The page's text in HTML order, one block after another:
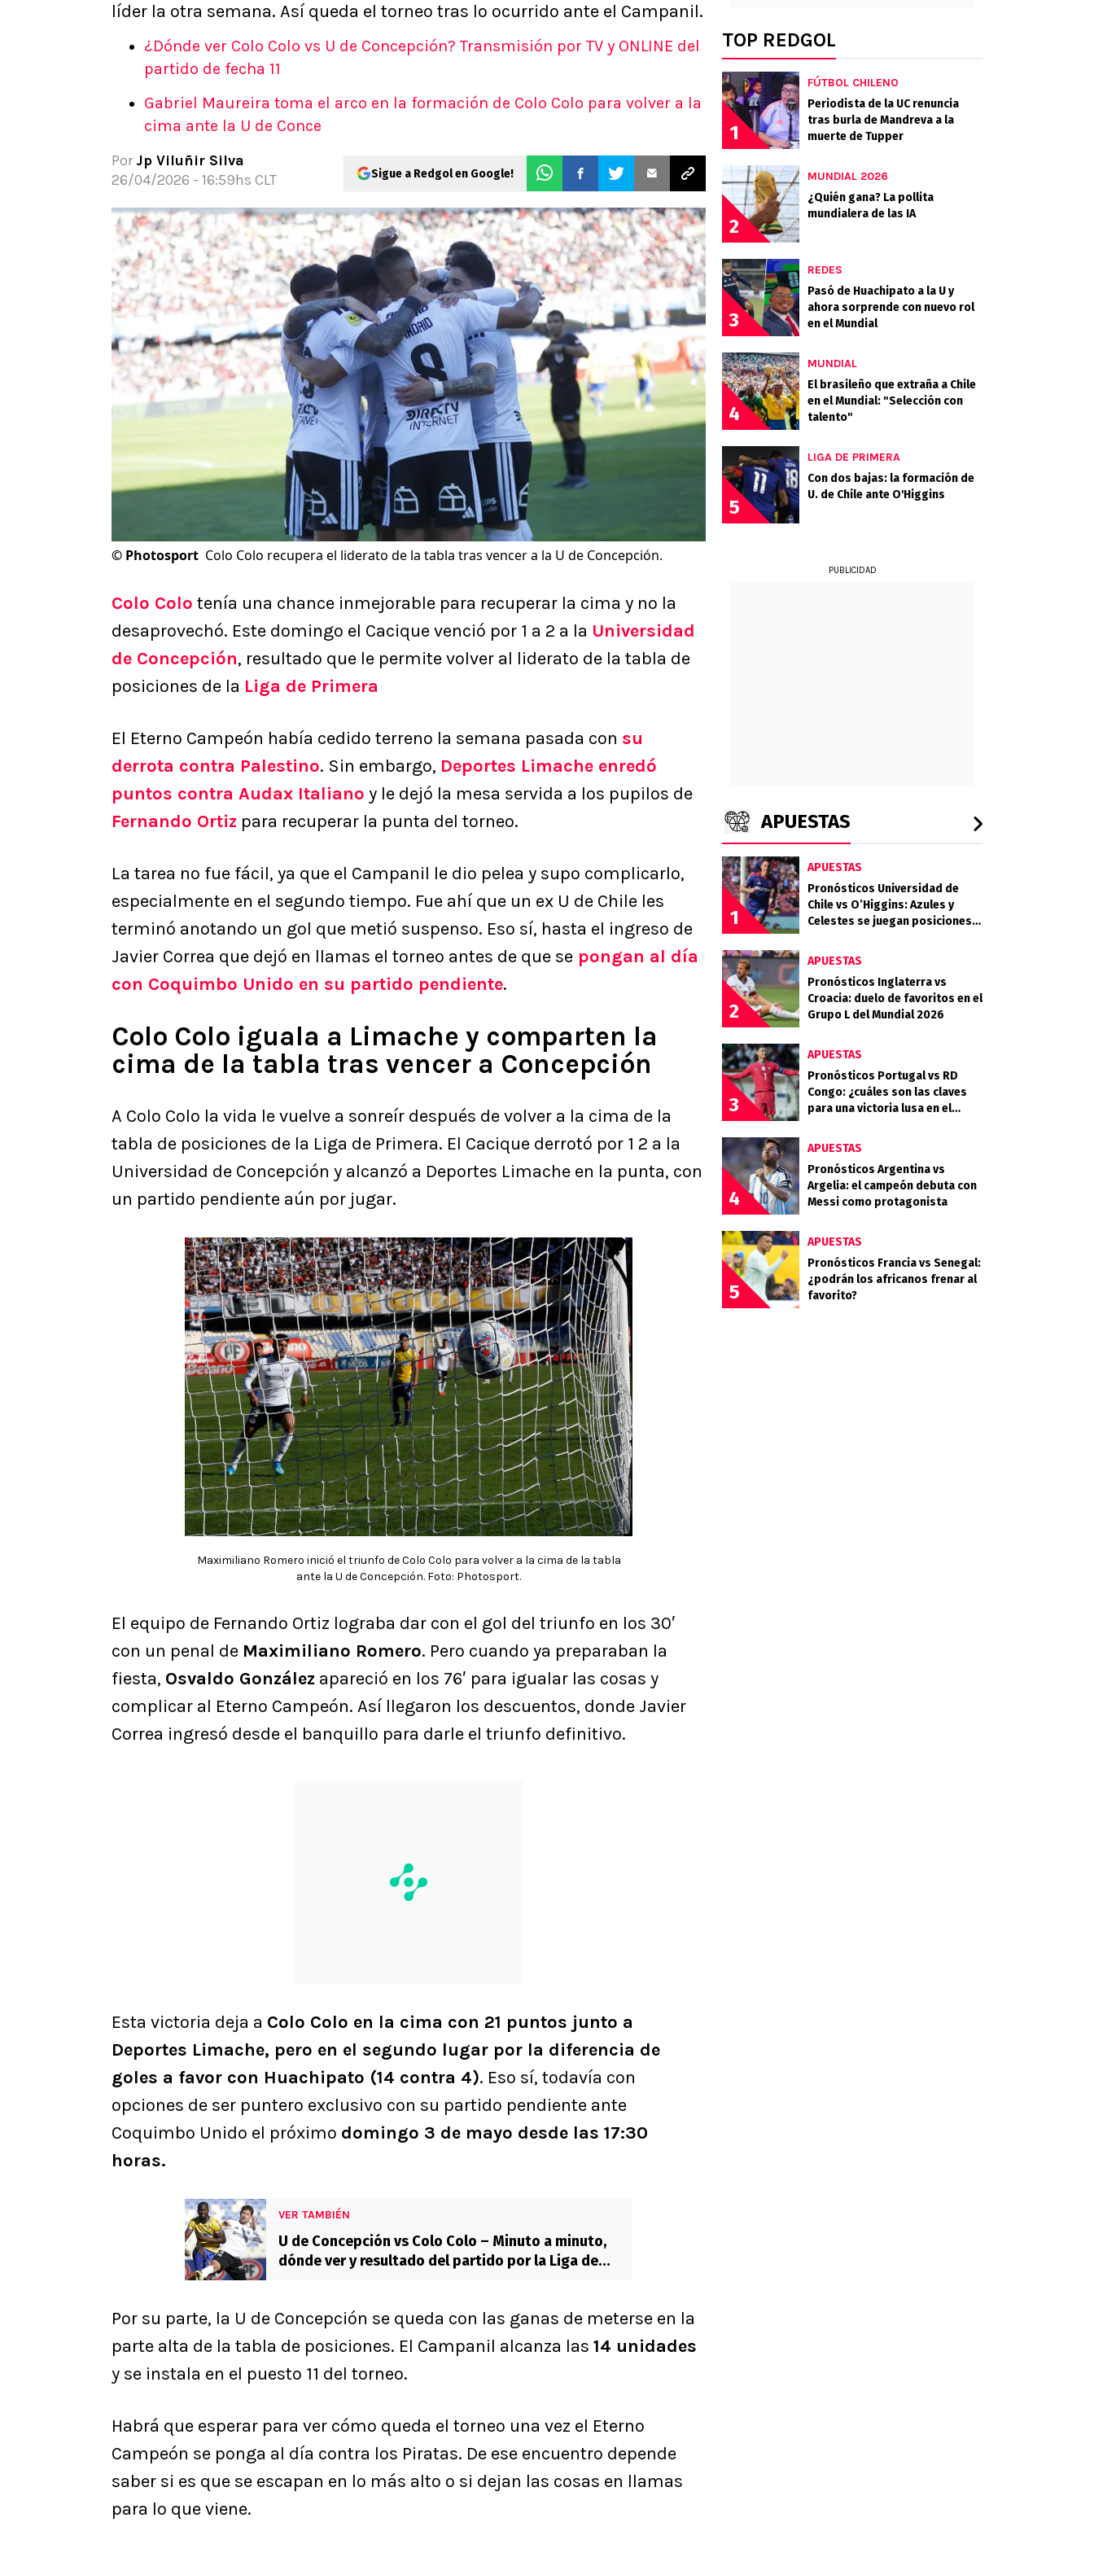
Apuesta del día
Apuestas Mundial 2026
líder la otra semana. Así queda el torneo tras lo ocurrido ante el Campanil.
¿Dónde ver Colo Colo vs U de Concepción? Transmisión por TV y ONLINE del
partido de fecha 11
Gabriel Maureira toma el arco en la formación de Colo Colo para volver a la
cima ante la U de Conce
Por Jp Viluñir Silva
26/04/2026 - 16:59hs CLT
Sigue a Redgol en Google!
© Photosport Colo Colo recupera el liderato de la tabla tras vencer a la U de Concepción.
Colo Colo tenía una chance inmejorable para recuperar la cima y no la
desaprovechó. Este domingo el Cacique venció por 1 a 2 a la Universidad
de Concepción, resultado que le permite volver al liderato de la tabla de
posiciones de la Liga de Primera
El Eterno Campeón había cedido terreno la semana pasada con su
derrota contra Palestino. Sin embargo, Deportes Limache enredó
puntos contra Audax Italiano y le dejó la mesa servida a los pupilos de
Fernando Ortiz para recuperar la punta del torneo.
La tarea no fue fácil, ya que el Campanil le dio pelea y supo complicarlo,
especialmente en el segundo tiempo. Fue ahí que un ex U de Chile les
terminó anotando un gol que metió suspenso. Eso sí, hasta el ingreso de
Javier Correa que dejó en llamas el torneo antes de que se pongan al día
con Coquimbo Unido en su partido pendiente.
Colo Colo iguala a Limache y comparten la
cima de la tabla tras vencer a Concepción
A Colo Colo la vida le vuelve a sonreír después de volver a la cima de la
tabla de posiciones de la Liga de Primera. El Cacique derrotó por 1 2 a la
Universidad de Concepción y alcanzó a Deportes Limache en la punta, con
un partido pendiente aún por jugar.
Maximiliano Romero inició el triunfo de Colo Colo para volver a la cima de la tabla
ante la U de Concepción. Foto: Photosport.
El equipo de Fernando Ortiz lograba dar con el gol del triunfo en los 30′
con un penal de Maximiliano Romero. Pero cuando ya preparaban la
fiesta, Osvaldo González apareció en los 76′ para igualar las cosas y
complicar al Eterno Campeón. Así llegaron los descuentos, donde Javier
Correa ingresó desde el banquillo para darle el triunfo definitivo.
Esta victoria deja a Colo Colo en la cima con 21 puntos junto a
Deportes Limache, pero en el segundo lugar por la diferencia de
goles a favor con Huachipato (14 contra 4). Eso sí, todavía con
opciones de ser puntero exclusivo con su partido pendiente ante
Coquimbo Unido el próximo domingo 3 de mayo desde las 17:30
horas.
VER TAMBIÉN
U de Concepción vs Colo Colo – Minuto a minuto,
dónde ver y resultado del partido por la Liga de
Por su parte, la U de Concepción se queda con las ganas de meterse en la
parte alta de la tabla de posiciones. El Campanil alcanza las 14 unidades
y se instala en el puesto 11 del torneo.
Habrá que esperar para ver cómo queda el torneo una vez el Eterno
Campeón se ponga al día contra los Piratas. De ese encuentro depende
saber si es que se escapan en lo más alto o si dejan las cosas en llamas
para lo que viene.
TOP REDGOL
1
FÚTBOL CHILENO
Periodista de la UC renuncia
tras burla de Mandreva a la
muerte de Tupper
2
MUNDIAL 2026
¿Quién gana? La pollita
mundialera de las IA
3
REDES
Pasó de Huachipato a la U y
ahora sorprende con nuevo rol
en el Mundial
4
MUNDIAL
El brasileño que extraña a Chile
en el Mundial: "Selección con
talento"
5
LIGA DE PRIMERA
Con dos bajas: la formación de
U. de Chile ante O'Higgins
PUBLICIDAD
APUESTAS
1
APUESTAS
Pronósticos Universidad de
Chile vs O’Higgins: Azules y
Celestes se juegan posiciones
2
APUESTAS
Pronósticos Inglaterra vs
Croacia: duelo de favoritos en el
Grupo L del Mundial 2026
3
APUESTAS
Pronósticos Portugal vs RD
Congo: ¿cuáles son las claves
para una victoria lusa en el
4
APUESTAS
Pronósticos Argentina vs
Argelia: el campeón debuta con
Messi como protagonista
5
APUESTAS
Pronósticos Francia vs Senegal:
¿podrán los africanos frenar al
favorito?